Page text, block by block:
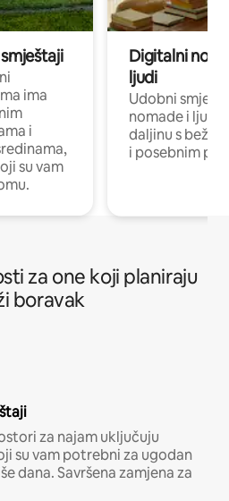
ima
i
su vam
Digitalni
ljudi
Udobni
nomade i ljude
daljinu s
i posebnim
za one koji planiraju
boravak
za najam uključuju
su vam potrebni za ugodan
dana. Savršena zamjena za